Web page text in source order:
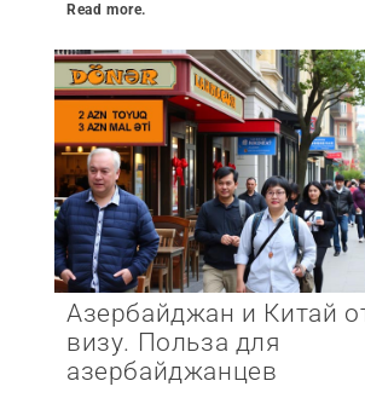
Read more.
Азербайджан и Китай
визу. Польза для
азербайджанцев